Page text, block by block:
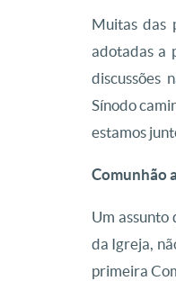
Muitas das
adotadas a
discussões
Sínodo
estamos
Comunhão
Um assunto
da Igreja,
primeira